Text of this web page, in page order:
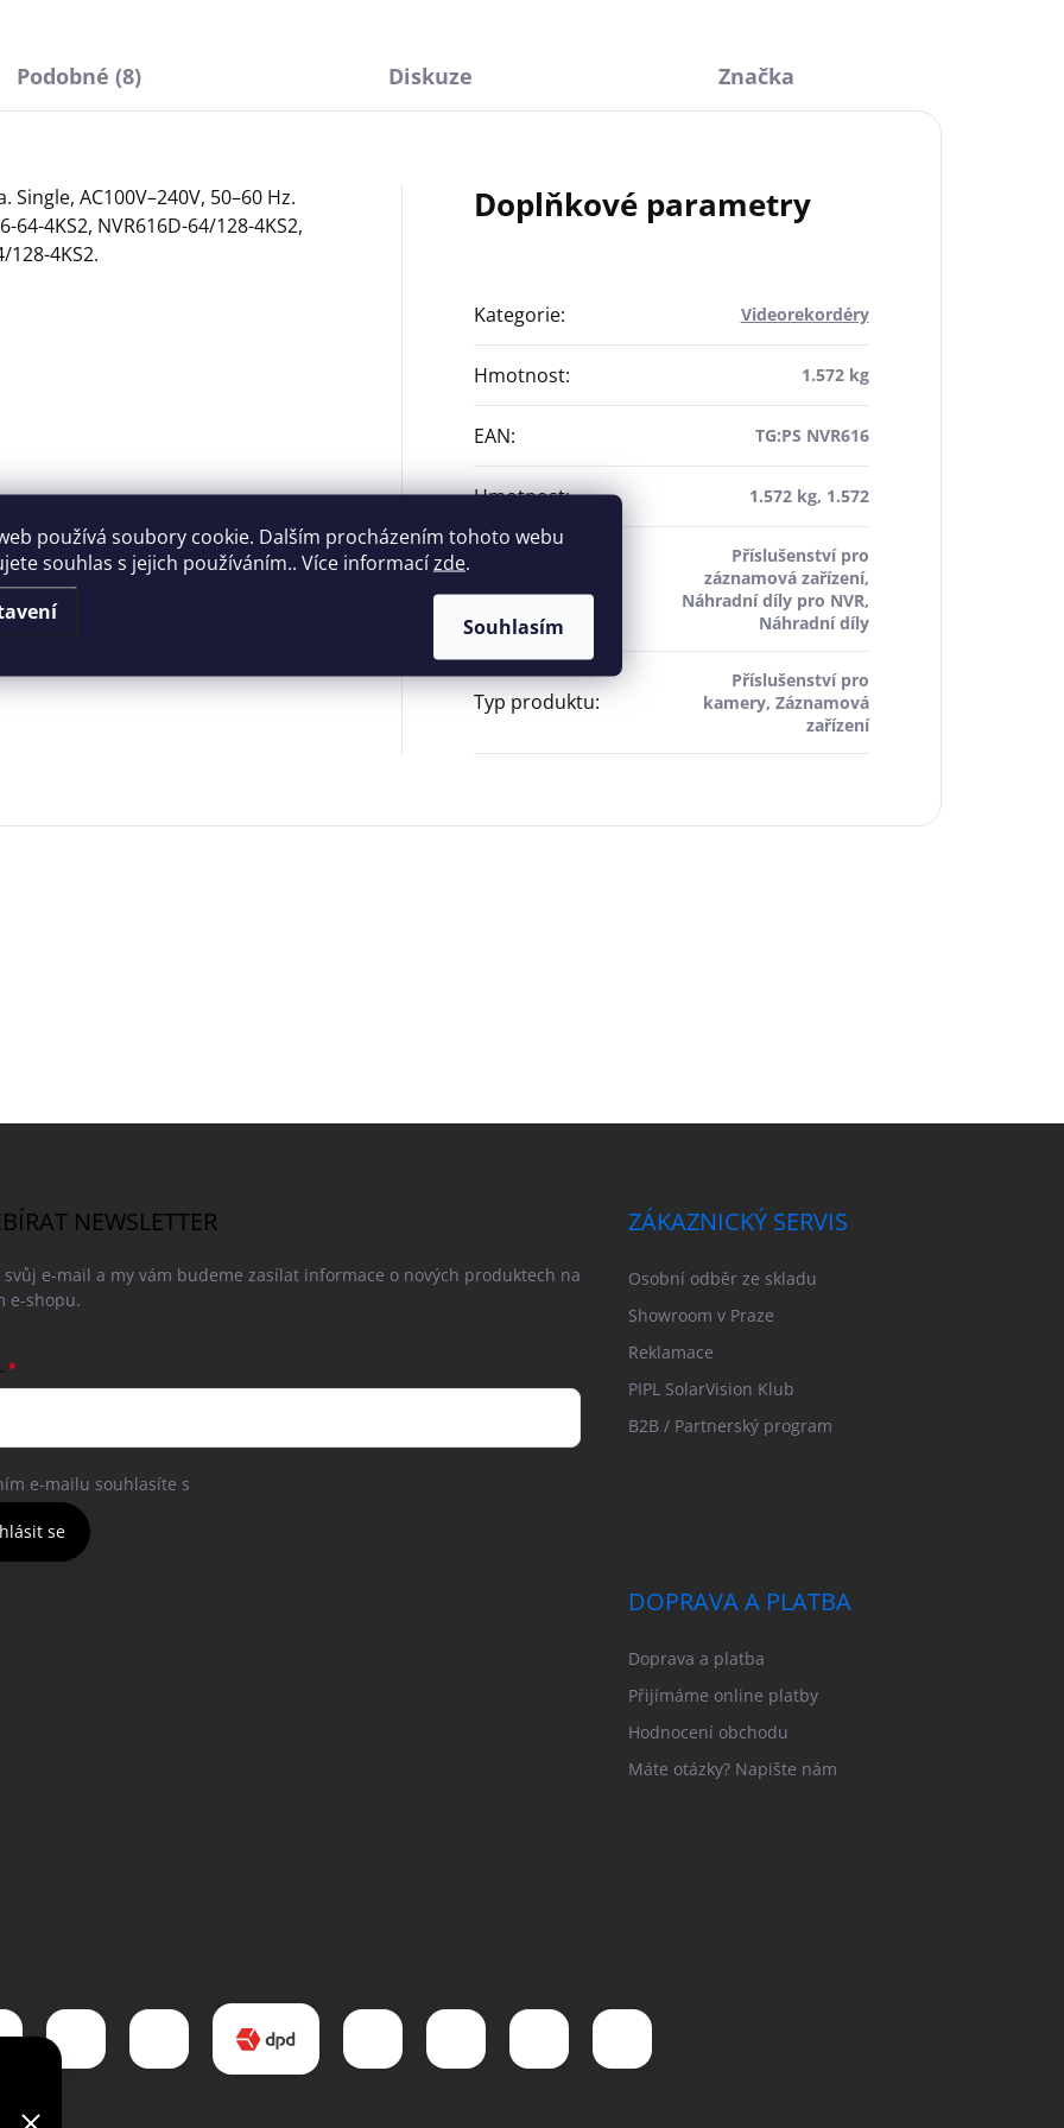
používá soubory cookie. Dalším procházením tohoto webu
souhlas s jejich používáním.. Více informacízde.
Souhlasím
Podobné (8) Diskuze Značka
AC100V–240V, 50–60 Hz.
64-4KS2, NVR616D-64/128-4KS2,
128-4KS2.
Doplňkové parametry
Kategorie: Videorekordéry
Hmotnost: 1.572 kg
EAN: TG:PS NVR616
Hmotnost: 1.572 kg, 1.572
Příslušenství:
Příslušenství pro
záznamová zařízení,
Náhradní díly pro NVR,
Náhradní díly
Typ produktu:
Příslušenství pro
kamery, Záznamová
zařízení
NEWSLETTER
svůj e-mail a my vám budeme zasílat informace o nových produktech na
e-shopu.
e-mailu souhlasíte s
se
ZÁKAZNICKÝ SERVIS
Osobní odběr ze skladu
Showroom v Praze
Reklamace
PIPL SolarVision Klub
B2B / Partnerský program
DOPRAVA A PLATBA
Doprava a platba
Přijímáme online platby
Hodnocení obchodu
Máte otázky? Napište nám